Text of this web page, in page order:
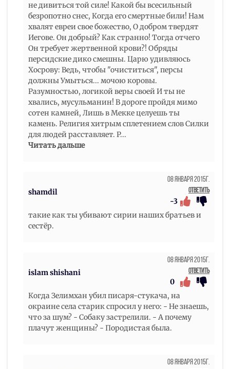
не дивиться той силе! Какой бы всесильный
безропотно снес, Когда его смертные били! Нам
хвалят евреи свое божество, О добром твердят
Иегове. Он добрый? Как странно! Тогда отчего
Он требует жертвенной крови?! Обряды
персидские дико смешны. Царю удивляюсь
Хосрову: Ведь, чтобы "очиститься", персы
должны Умыться... мочою коровы.
Разумностью, логикой веры своей И ты не
хвались, мусульманин! В дороге пройдя мимо
сотен камней, Лишь в Мекке целуешь ты
камень. Религия хитрым сплетением слов Силки
для людей расставляет. Р...
Читать дальше
shamdil
08 Января 2015г.
Ответить
-3
такие как ты убивают сирии наших братьев и
сестёр.
islam shishani
08 Января 2015г.
Ответить
0
Когда Зелимхан убил писаря-стукача, на
окраине села старик спросил у него: - Не знаешь,
что за шум? - Собаку застрелили. - А почему
плачут женщины? - Породистая была.
08 Января 2015г.